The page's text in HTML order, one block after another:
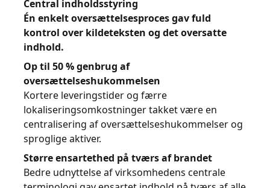
Central indholdsstyring
Én enkelt oversættelsesproces gav fuld
kontrol over kildeteksten og det oversatte
indhold.
Op til 50 % genbrug af
oversættelseshukommelsen
Kortere leveringstider og færre
lokaliseringsomkostninger takket være en
centralisering af oversættelseshukommelser og
sproglige aktiver.
Større ensartethed på tværs af brandet
Bedre udnyttelse af virksomhedens centrale